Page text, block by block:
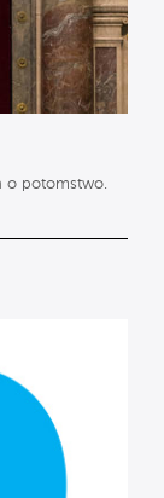
o potomstwo.